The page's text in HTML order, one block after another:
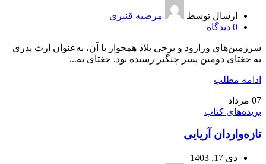
ارسال توسط
مرضیه قنبری
0 دیدگاه
سرزمین‌های ورارود و برخی بلاد همجوار با آن، به‌عنوان ارث پدری
به جغتای دومین پسر چنگیز رسیده بود. جغتای به...
ادامه مطلب
07 مرداد
بریده‌های کتاب
تازه‌‌واردان آریایی
دی 17, 1403